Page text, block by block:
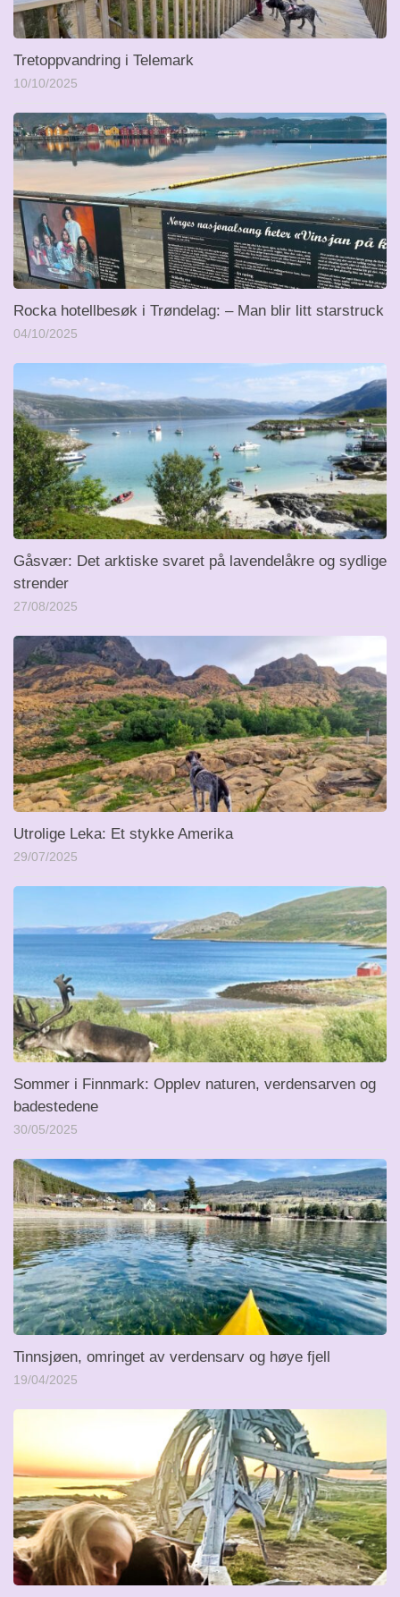
Tretoppvandring i Telemark
10/10/2025
Rocka hotellbesøk i Trøndelag: – Man blir litt starstruck
04/10/2025
Gåsvær: Det arktiske svaret på lavendelåkre og sydlige
strender
27/08/2025
Utrolige Leka: Et stykke Amerika
29/07/2025
Sommer i Finnmark: Opplev naturen, verdensarven og
badestedene
30/05/2025
Tinnsjøen, omringet av verdensarv og høye fjell
19/04/2025